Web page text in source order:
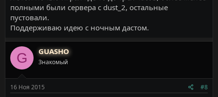
полными были сервера с dust_2, остальные
пустовали.
Поддерживаю идею с ночным дастом.
G GUASHO
Знакомый
16 Ноя 2015 #8